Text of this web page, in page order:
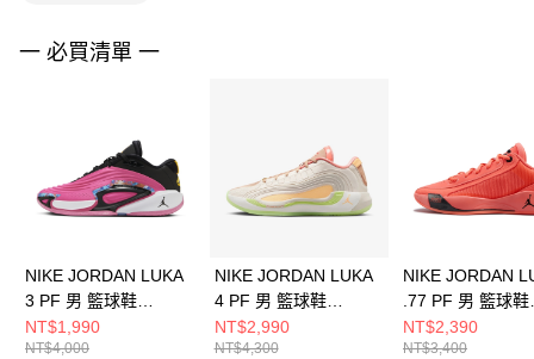
４．使用「AFTEE先享後付」時，將依據個別帳號之用戶狀況，依本公司即
恩沛科技股份有限公司將有權停止該用戶之使用額度並採取法律行動。
一 必買清單 一
NIKE JORDAN LUKA
3 PF 男 籃球鞋
FQ1285600
NT$1,990
NT$4,000
NIKE JORDAN LUKA
4 PF 男 籃球鞋
IO0198100
NT$2,990
NT$4,300
NIKE JORDAN
.77 PF 男 籃球鞋
HF0819800
NT$2,390
NT$3,400